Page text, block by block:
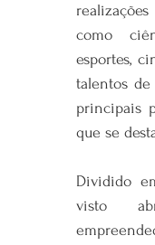
como
esportes,
talentos de
principais
que se
Dividido
visto